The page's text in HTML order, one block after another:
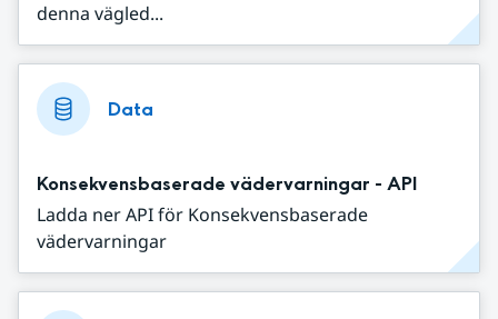
denna vägled...
Data
Konsekvensbaserade vädervarningar - API
Ladda ner API för Konsekvensbaserade
vädervarningar